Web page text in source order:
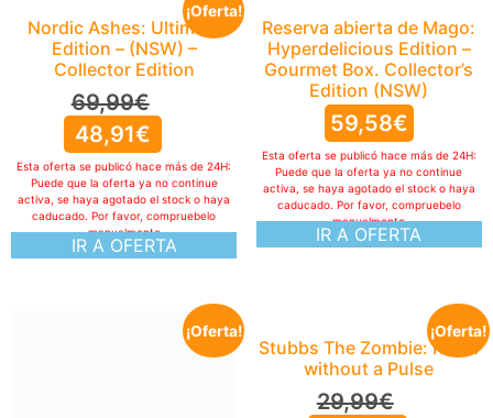
¡Oferta!
Nordic Ashes: Ultimate
Edition – (NSW) –
Collector Edition
69,99€
48,91€
IR A OFERTA
Esta oferta se publicó hace más de 24H:
Puede que la oferta ya no continue
activa, se haya agotado el stock o haya
caducado. Por favor, compruebelo
manualmente
Reserva abierta de Mago:
Hyperdelicious Edition –
Gourmet Box. Collector’s
Edition (NSW)
59,58€
IR A OFERTA
Esta oferta se publicó hace más de 24H:
Puede que la oferta ya no continue
activa, se haya agotado el stock o haya
caducado. Por favor, compruebelo
manualmente
¡Oferta! ¡Oferta!
Stubbs The Zombie: Rebel
without a Pulse
29,99€